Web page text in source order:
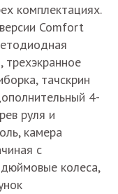
комплектациях.
Comfort
трехэкранное
тачскрин
4-
руля и
камера
с
колеса,